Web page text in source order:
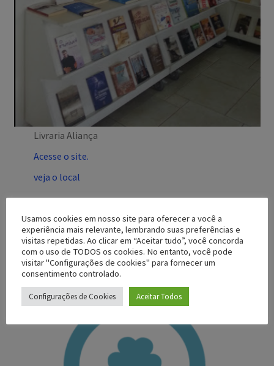
Livraria Aliança
Acesse o site.
veja o local
Usamos cookies em nosso site para oferecer a você a
experiência mais relevante, lembrando suas preferências e
visitas repetidas. Ao clicar em “Aceitar tudo”, você concorda
com o uso de TODOS os cookies. No entanto, você pode
visitar "Configurações de cookies" para fornecer um
consentimento controlado.
Configurações de Cookies Aceitar Todos